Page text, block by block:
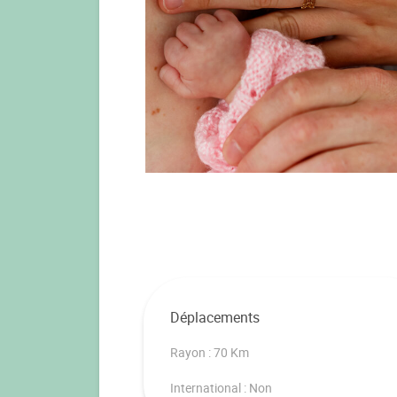
Déplacements
Rayon : 70 Km
International : Non